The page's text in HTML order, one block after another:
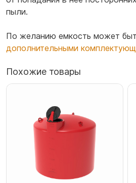
пыли.
По желанию емкость может
дополнительными
Похожие товары